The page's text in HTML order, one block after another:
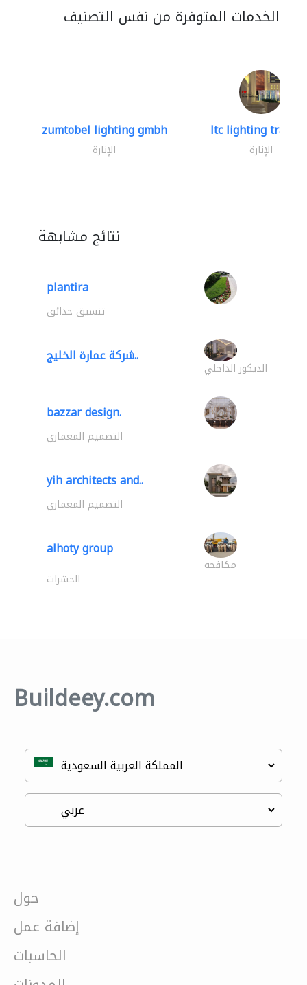
الخدمات المتوفرة من نفس التصنيف
zumtobel lighting gmbh
الإنارة
ltc lighting
الإنارة
نتائج مشابهة
plantira
تنسيق حدائق
شركة عمارة الخليج..
الديكور الداخلي
bazzar design.
التصميم المعماري
yih architects and..
التصميم المعماري
alhoty group
مكافحة
الحشرات
Buildeey.com
حول
إضافة عمل
الحاسبات